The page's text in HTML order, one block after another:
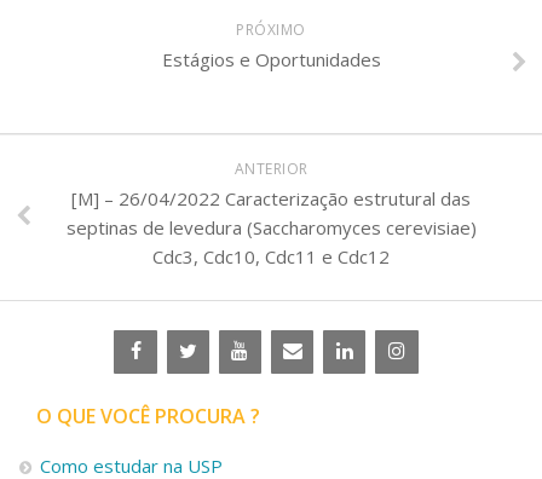
PRÓXIMO
Estágios e Oportunidades
ANTERIOR
[M] – 26/04/2022 Caracterização estrutural das
septinas de levedura (Saccharomyces cerevisiae)
Cdc3, Cdc10, Cdc11 e Cdc12
O QUE VOCÊ PROCURA ?
Como estudar na USP